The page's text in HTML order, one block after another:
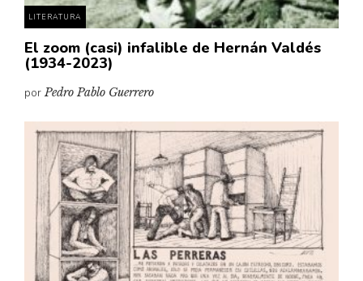
LITERATURA
El zoom (casi) infalible de Hernán Valdés
(1934-2023)
porPedro Pablo Guerrero